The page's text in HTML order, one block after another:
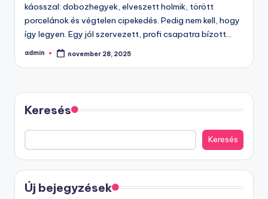
káosszal: dobozhegyek, elveszett holmik, törött
porcelánok és végtelen cipekedés. Pedig nem kell, hogy
így legyen. Egy jól szervezett, profi csapatra bízott…
Posted
admin november 28, 2025
Keresés
Keresés
Új bejegyzések